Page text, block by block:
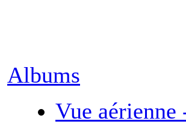
Albums
Vue aérienne